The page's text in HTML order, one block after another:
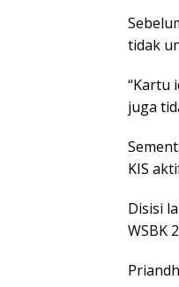
tidak
“Kartu
juga
KIS
Disisi
WSBK